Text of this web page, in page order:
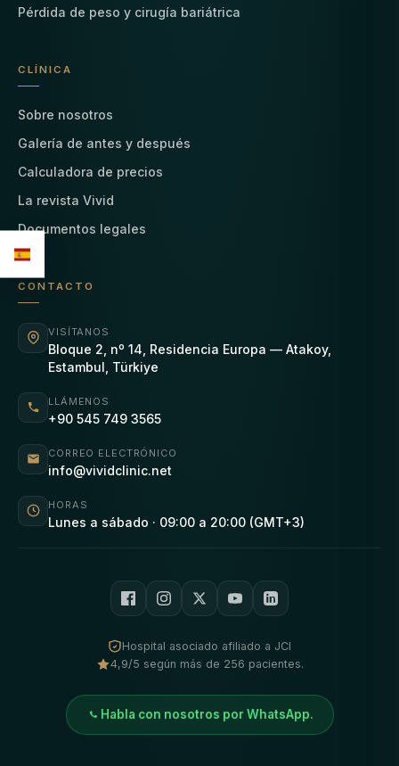
Pérdida de peso y cirugía bariátrica
CLÍNICA
Sobre nosotros
Galería de antes y después
Calculadora de precios
La revista Vivid
Documentos legales
CONTACTO
VISÍTANOS
Bloque 2, nº 14, Residencia Europa — Atakoy,
Estambul, Türkiye
LLÁMENOS
+90 545 749 3565
CORREO ELECTRÓNICO
info@vividclinic.net
HORAS
Lunes a sábado · 09:00 a 20:00 (GMT+3)
Hospital asociado afiliado a JCI
4,9/5 según más de 256 pacientes.
Habla con nosotros por WhatsApp.